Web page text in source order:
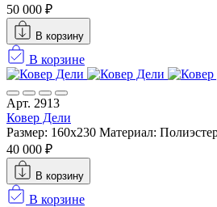
50 000 ₽
В корзину
В корзине
Арт. 2913
Ковер Дели
Размер: 160х230 Материал:
40 000 ₽
В корзину
В корзине